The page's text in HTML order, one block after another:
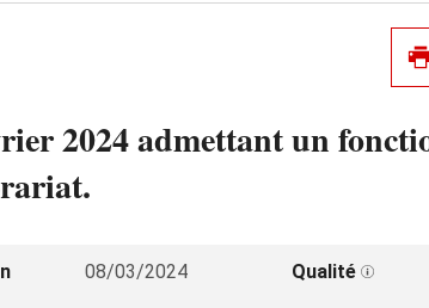
2024 admettant un
08/03/2024 Qualité